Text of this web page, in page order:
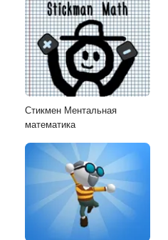
Стикмен Ментальная
математика